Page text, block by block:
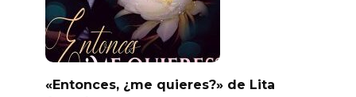
«Entonces, ¿me quieres?» de Lita